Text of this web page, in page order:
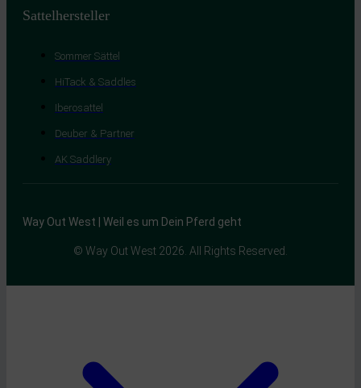
Sattelhersteller
Sommer Sättel
HiTack & Saddles
Iberosattel
Deuber & Partner
AK Saddlery
Way Out West | Weil es um Dein Pferd geht
© Way Out West 2026. All Rights Reserved.